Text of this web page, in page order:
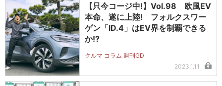
【只今コージ中!】Vol.98 欧風EV
本命、遂に上陸! フォルクスワー
ゲン「ID.4」はEV界を制覇できる
か!?
クルマ コラム 週刊GD
2023.1.11